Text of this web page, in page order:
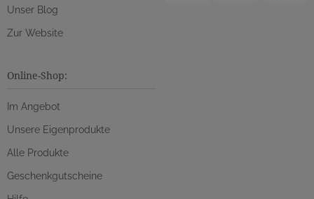
Unser Blog
Zur Website
Online-Shop:
Im Angebot
Unsere Eigenprodukte
Alle Produkte
Geschenkgutscheine